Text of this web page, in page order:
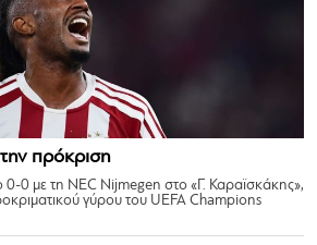
πρόκριση
0-0 με τη NEC Nijmegen στο «Γ. Καραϊσκάκης»,
γύρου του UEFA Champions